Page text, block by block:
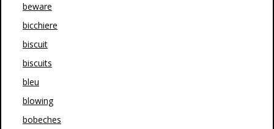
beware
bicchiere
biscuit
biscuits
bleu
blowing
bobeches